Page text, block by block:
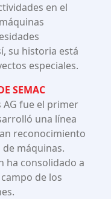
en el
su historia está
especiales.
SEMAC
AG fue el primer
una línea
reconocimiento
máquinas.
ha consolidado a
de los